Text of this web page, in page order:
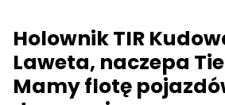
Holownik TIR
Laweta, naczepa
Mamy flotę